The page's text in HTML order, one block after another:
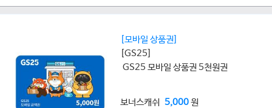
[모바일 상품권]
[GS25]
GS25 모바일 상품권 5천원권
보너스캐쉬 5,000원